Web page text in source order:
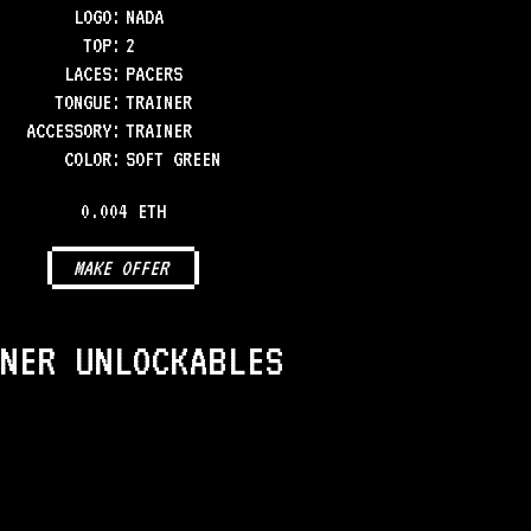
LOGO: NADA
TOP: 2
LACES: PACERS
TONGUE : TRAINER
ACCESSORY: TRAINER
COLOR: SOFT GREEN
0.004 ETH
MAKE OFFER
UNLOCKABLES